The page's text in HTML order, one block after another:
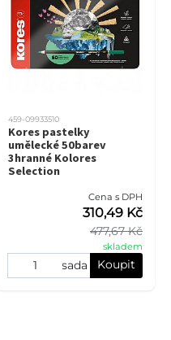
459-09933510
Kores pastelky
umělecké 50barev
3hranné Kolores
Selection
Cena s DPH
477,67 Kč
310,49 Kč
skladem
sada Koupit